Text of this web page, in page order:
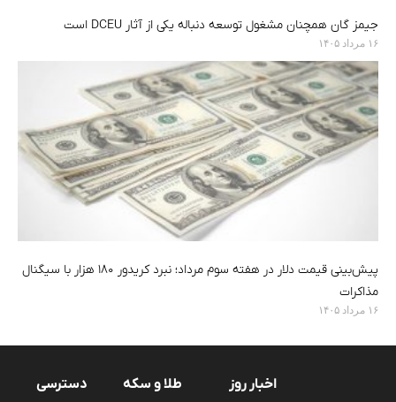
جیمز گان همچنان مشغول توسعه دنباله یکی از آثار DCEU است
۱۶ مرداد ۱۴۰۵
پیش‌بینی قیمت دلار در هفته سوم مرداد؛ نبرد کریدور ۱۸۰ هزار با سیگنال
مذاکرات
۱۶ مرداد ۱۴۰۵
اخبار روز طلا و سکه
دسترسی